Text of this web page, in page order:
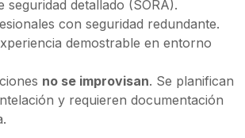
seguridad detallado (SORA).
con seguridad redundante.
demostrable en entorno
no se improvisan. Se planifican
y requieren documentación